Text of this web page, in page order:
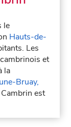
le
Hauts-de-
Les
et
la
Bruay,
est